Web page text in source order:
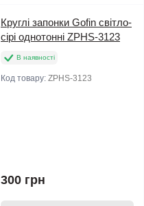
Круглі запонки Gofin світло-
сірі однотонні ZPHS-3123
В наявності
Код товару: ZPHS-3123
300 грн